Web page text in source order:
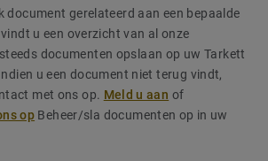
document gerelateerd aan een bepaalde
u een overzicht van al onze
documenten opslaan op uw Tarkett
u een document niet terug vindt,
met ons op. Meld u aan of
op Beheer/sla documenten op in uw